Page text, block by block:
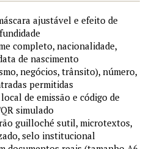
ajustável e efeito de
completo, nacionalidade,
de nascimento
negócios, trânsito), número,
permitidas
de emissão e código de
simulado
guilloché sutil, microtextos,
selo institucional